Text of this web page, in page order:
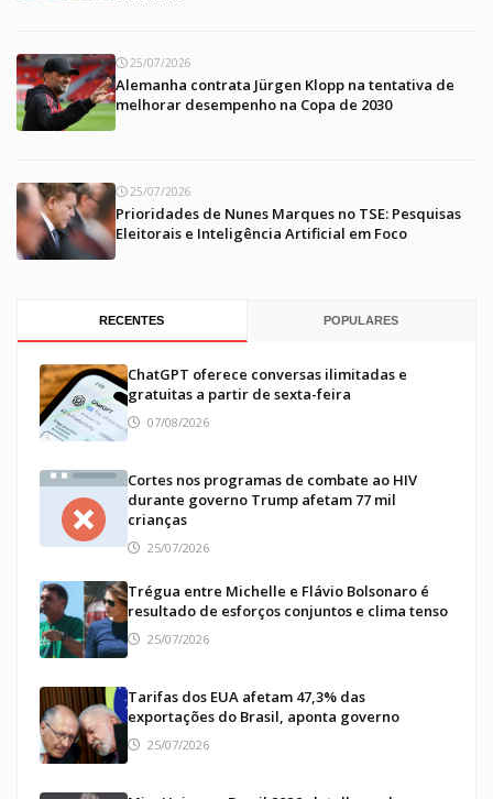
25/07/2026
Alemanha contrata Jürgen Klopp na tentativa de
melhorar desempenho na Copa de 2030
25/07/2026
Prioridades de Nunes Marques no TSE: Pesquisas
Eleitorais e Inteligência Artificial em Foco
RECENTES POPULARES
ChatGPT oferece conversas ilimitadas e
gratuitas a partir de sexta-feira
07/08/2026
Cortes nos programas de combate ao HIV
durante governo Trump afetam 77 mil
crianças
25/07/2026
Trégua entre Michelle e Flávio Bolsonaro é
resultado de esforços conjuntos e clima tenso
25/07/2026
Tarifas dos EUA afetam 47,3% das
exportações do Brasil, aponta governo
25/07/2026